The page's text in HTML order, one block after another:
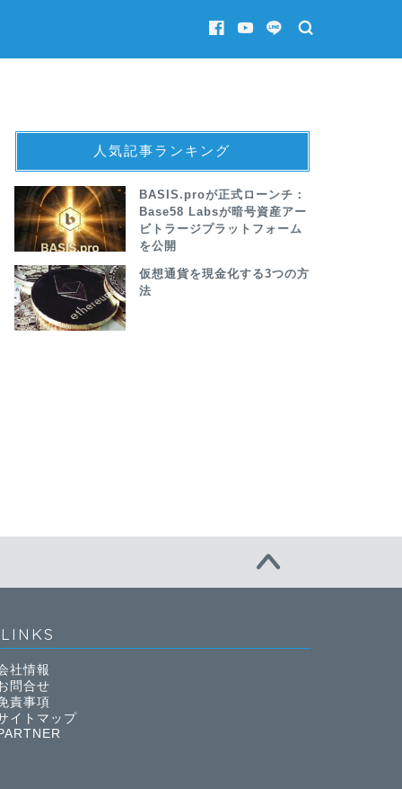
人気記事ランキング
BASIS.proが正式ローンチ：
Base58 Labsが暗号資産アー
ビトラージプラットフォーム
を公開
仮想通貨を現金化する3つの方
法
LINKS
社情報
問合せ
責事項
イトマップ